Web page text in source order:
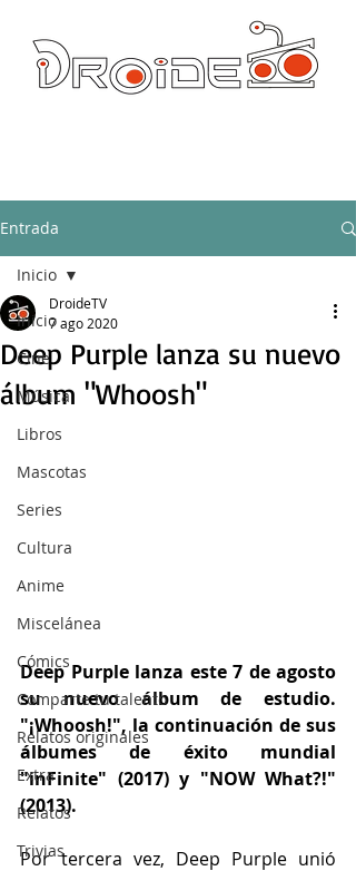
Entrada
Inicio
Cine
Música
Libros
Mascotas
Series
Cultura
Anime
Miscelánea
Cómics
Comparte tu talento
Relatos originales
Extra
Relatos
Trivias
Inicio
Deep Purple lanza su nuevo
álbum "Whoosh"
DroideTV
7 ago 2020
Deep Purple lanza este 7 de agosto
su nuevo álbum de estudio.
"¡Whoosh!", la continuación de sus
álbumes de éxito mundial
"inFinite" (2017) y "NOW What?!"
(2013).
Por tercera vez, Deep Purple unió